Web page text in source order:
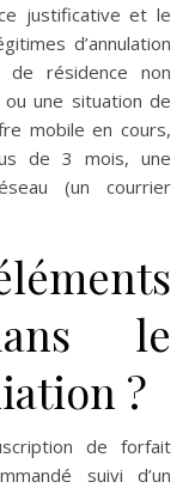
justificative et le
d’annulation
résidence non
une situation de
mobile en cours,
de 3 mois, une
(un courrier
le
?
de forfait
suivi d’un